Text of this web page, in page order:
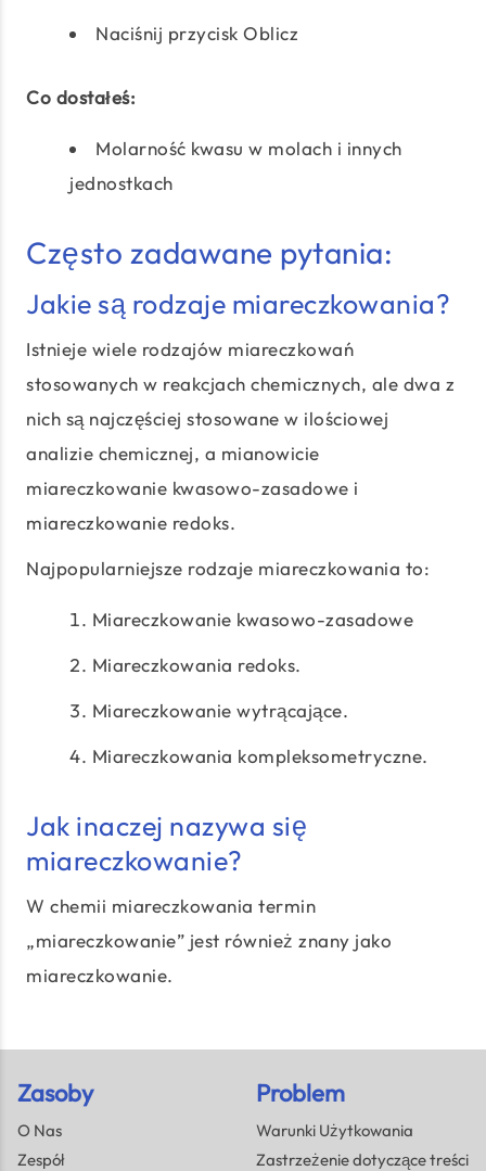
Naciśnij przycisk Oblicz
Co dostałeś:
Molarność kwasu w molach i innych
jednostkach
Często zadawane pytania:
Jakie są rodzaje miareczkowania?
Istnieje wiele rodzajów miareczkowań
stosowanych w reakcjach chemicznych, ale dwa z
nich są najczęściej stosowane w ilościowej
analizie chemicznej, a mianowicie
miareczkowanie kwasowo-zasadowe i
miareczkowanie redoks.
Najpopularniejsze rodzaje miareczkowania to:
Miareczkowanie kwasowo-zasadowe
Miareczkowania redoks.
Miareczkowanie wytrącające.
Miareczkowania kompleksometryczne.
Jak inaczej nazywa się
miareczkowanie?
W chemii miareczkowania termin
„miareczkowanie” jest również znany jako
miareczkowanie.
Zasoby
O Nas
Zespół
Problem
Warunki Użytkowania
Zastrzeżenie dotyczące treści